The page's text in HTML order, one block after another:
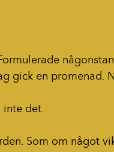
gick en promenad.
inte det.
Som om något